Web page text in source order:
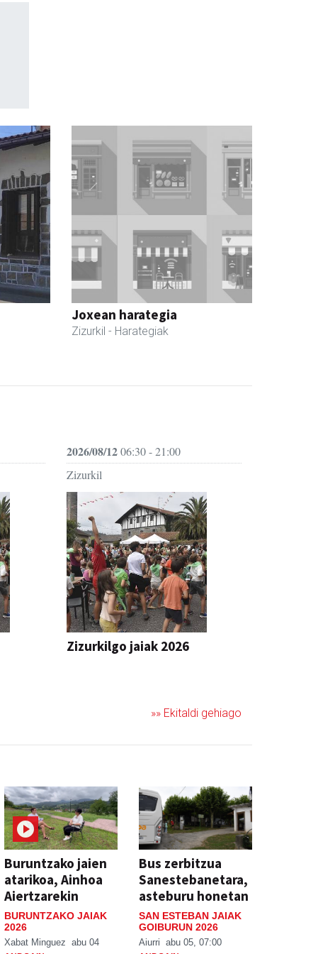
Joxean harategia
Zizurkil - Harategiak
2026/08/1206:30 - 21:00
Zizurkil
Zizurkilgo jaiak 2026
»» Ekitaldi gehiago
Buruntzako jaien
atarikoa, Ainhoa
Aiertzarekin
BURUNTZAKO JAIAK
2026
Xabat Minguez abu 04
Bus zerbitzua
Sanestebanetara,
asteburu honetan
SAN ESTEBAN JAIAK
GOIBURUN 2026
Aiurri abu 05, 07:00